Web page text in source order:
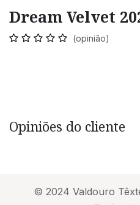
Dream Velvet
(opinião)
Opiniões do cliente
© 2024 Valdouro